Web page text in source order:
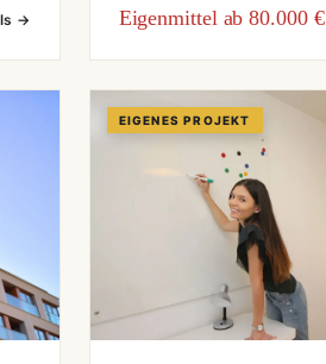
→ Eigenmittel ab 80.000 €
EIGENES PROJEKT